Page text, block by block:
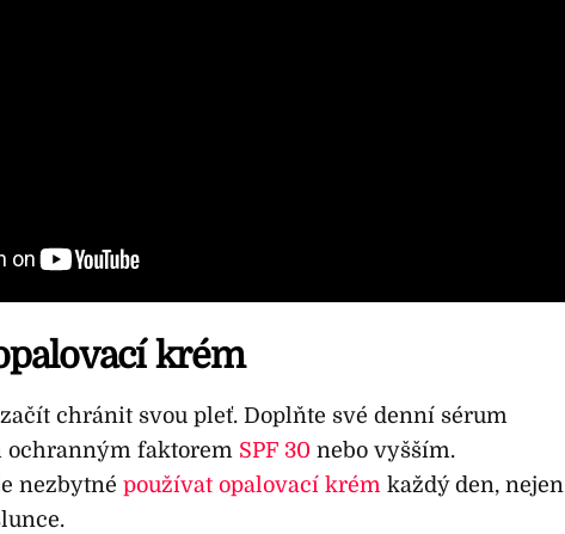
krém
chránit svou pleť. Doplňte své denní sérum
faktorem SPF 30nebo vyšším.
nezbytné používat opalovací krémkaždý den, nejen